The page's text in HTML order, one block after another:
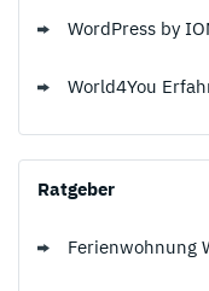
WordPress by
World4You
Ratgeber
Ferienwohnung